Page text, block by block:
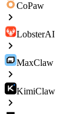
CoPaw
LobsterAI
MaxClaw
KimiClaw